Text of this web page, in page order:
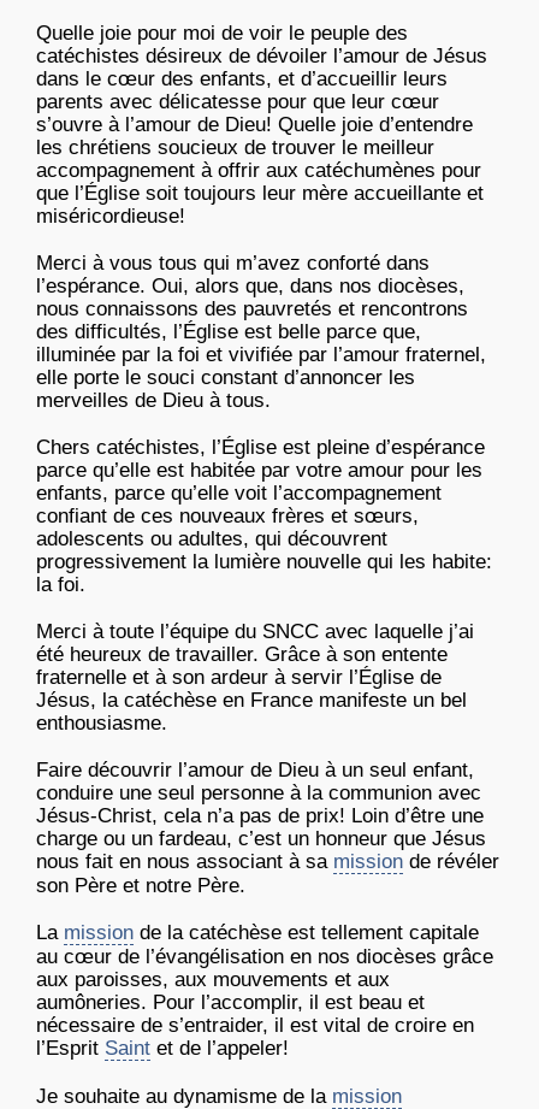
Quelle joie pour moi de voir le peuple des
catéchistes désireux de dévoiler l’amour de Jésus
dans le cœur des enfants, et d’accueillir leurs
parents avec délicatesse pour que leur cœur
s’ouvre à l’amour de Dieu! Quelle joie d’entendre
les chrétiens soucieux de trouver le meilleur
accompagnement à offrir aux catéchumènes pour
que l’Église soit toujours leur mère accueillante et
miséricordieuse!
Merci à vous tous qui m’avez conforté dans
l’espérance. Oui, alors que, dans nos diocèses,
nous connaissons des pauvretés et rencontrons
des difficultés, l’Église est belle parce que,
illuminée par la foi et vivifiée par l’amour fraternel,
elle porte le souci constant d’annoncer les
merveilles de Dieu à tous.
Chers catéchistes, l’Église est pleine d’espérance
parce qu’elle est habitée par votre amour pour les
enfants, parce qu’elle voit l’accompagnement
confiant de ces nouveaux frères et sœurs,
adolescents ou adultes, qui découvrent
progressivement la lumière nouvelle qui les habite:
la foi.
Merci à toute l’équipe du SNCC avec laquelle j’ai
été heureux de travailler. Grâce à son entente
fraternelle et à son ardeur à servir l’Église de
Jésus, la catéchèse en France manifeste un bel
enthousiasme.
Faire découvrir l’amour de Dieu à un seul enfant,
conduire une seul personne à la communion avec
Jésus-Christ, cela n’a pas de prix! Loin d’être une
charge ou un fardeau, c’est un honneur que Jésus
nous fait en nous associant à sa mission de révéler
son Père et notre Père.
La mission de la catéchèse est tellement capitale
au cœur de l’évangélisation en nos diocèses grâce
aux paroisses, aux mouvements et aux
aumôneries. Pour l’accomplir, il est beau et
nécessaire de s’entraider, il est vital de croire en
l’Esprit Saint et de l’appeler!
Je souhaite au dynamisme de la mission